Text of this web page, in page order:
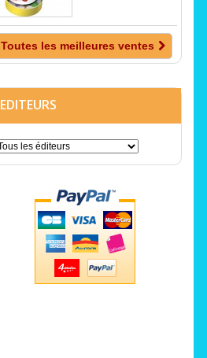
Toutes les meilleures ventes
EDITEURS